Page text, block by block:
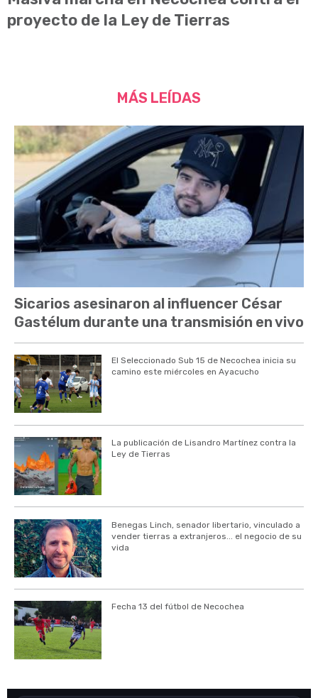
proyecto de la Ley de Tierras
MÁS LEÍDAS
Sicarios asesinaron al influencer César
Gastélum durante una transmisión en vivo
El Seleccionado Sub 15 de Necochea inicia su
camino este miércoles en Ayacucho
La publicación de Lisandro Martínez contra la
Ley de Tierras
Benegas Linch, senador libertario, vinculado a
vender tierras a extranjeros... el negocio de su
vida
Fecha 13 del fútbol de Necochea